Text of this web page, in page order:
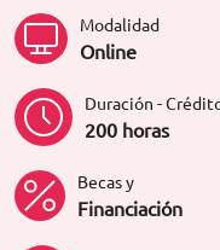
Modalidad
Online
Duración -
200 horas
Becas y
Financiación